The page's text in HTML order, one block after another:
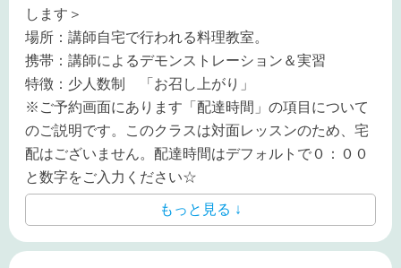
します＞
場所：講師自宅で行われる料理教室。
携帯：講師によるデモンストレーション＆実習
特徴：少人数制 「お召し上がり」
※ご予約画面にあります「配達時間」の項目について
のご説明です。このクラスは対面レッスンのため、宅
配はございません。配達時間はデフォルトで０：００
と数字をご入力ください☆
もっと見る ↓